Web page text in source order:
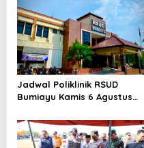
Jadwal Poliklinik RSUD
Bumiayu Kamis 6 Agustus
Dokter Sebelum Berkunjung